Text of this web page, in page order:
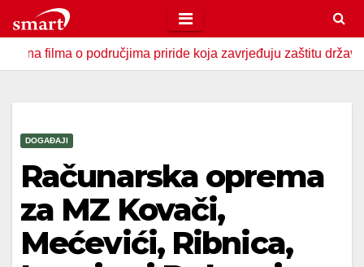
to
contento područjima priride koja zavrjeđuju zaštitu države U
DOGAĐAJI
Računarska oprema
za MZ Kovači,
Mećevići, Ribnica,